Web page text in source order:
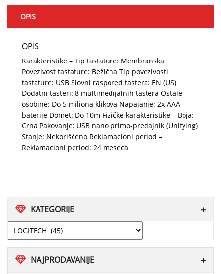
OPIS
OPIS
Karakteristike – Tip tastature: Membranska
Povezivost tastature: Bežična Tip povezivosti
tastature: USB Slovni raspored tastera: EN (US)
Dodatni tasteri: 8 multimedijalnih tastera Ostale
osobine: Do 5 miliona klikova Napajanje: 2x AAA
baterije Domet: Do 10m Fizičke karakteristike – Boja:
Crna Pakovanje: USB nano primo-predajnik (Unifying)
Stanje: Nekorišćeno Reklamacioni period –
Reklamacioni period: 24 meseca
KATEGORIJE
NAJPRODAVANIJE